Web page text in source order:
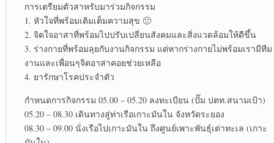
การเตรียมตัวสาหรับมาร่วมกิจกรรม
1. หัวใจที่พร้อมเติมเต็มความสุข 🙂
2. จิตใจอาสาที่พร้อมไปปรับเปลี่ยนสังคมและสิ่งแวดล้อมให้ดีขึ้น
3. ร่างกายที่พร้อมลุยกับงานกิจกรรม แต่หากร่างกายไม่พร้อมเรามีทีม
งานและเพื่อนๆจิตอาสาคอยช่วยเหลือ
4. ยารักษาโรคประจำตัว
กำหนดการกิจกรรม 05.00 – 05.20 ลงทะเบียน (ปั๊ม ปตท.สนามเป้า)
05.20 – 08.30 เดินทางสู่ท่าเรือเกาะมันใน จังหวัดระยอง
08.30 – 09.00 นั่งเรือไปเกาะมันใน ถึงศูนย์เพาะพันธุ์เต่าทะเล (เกาะ